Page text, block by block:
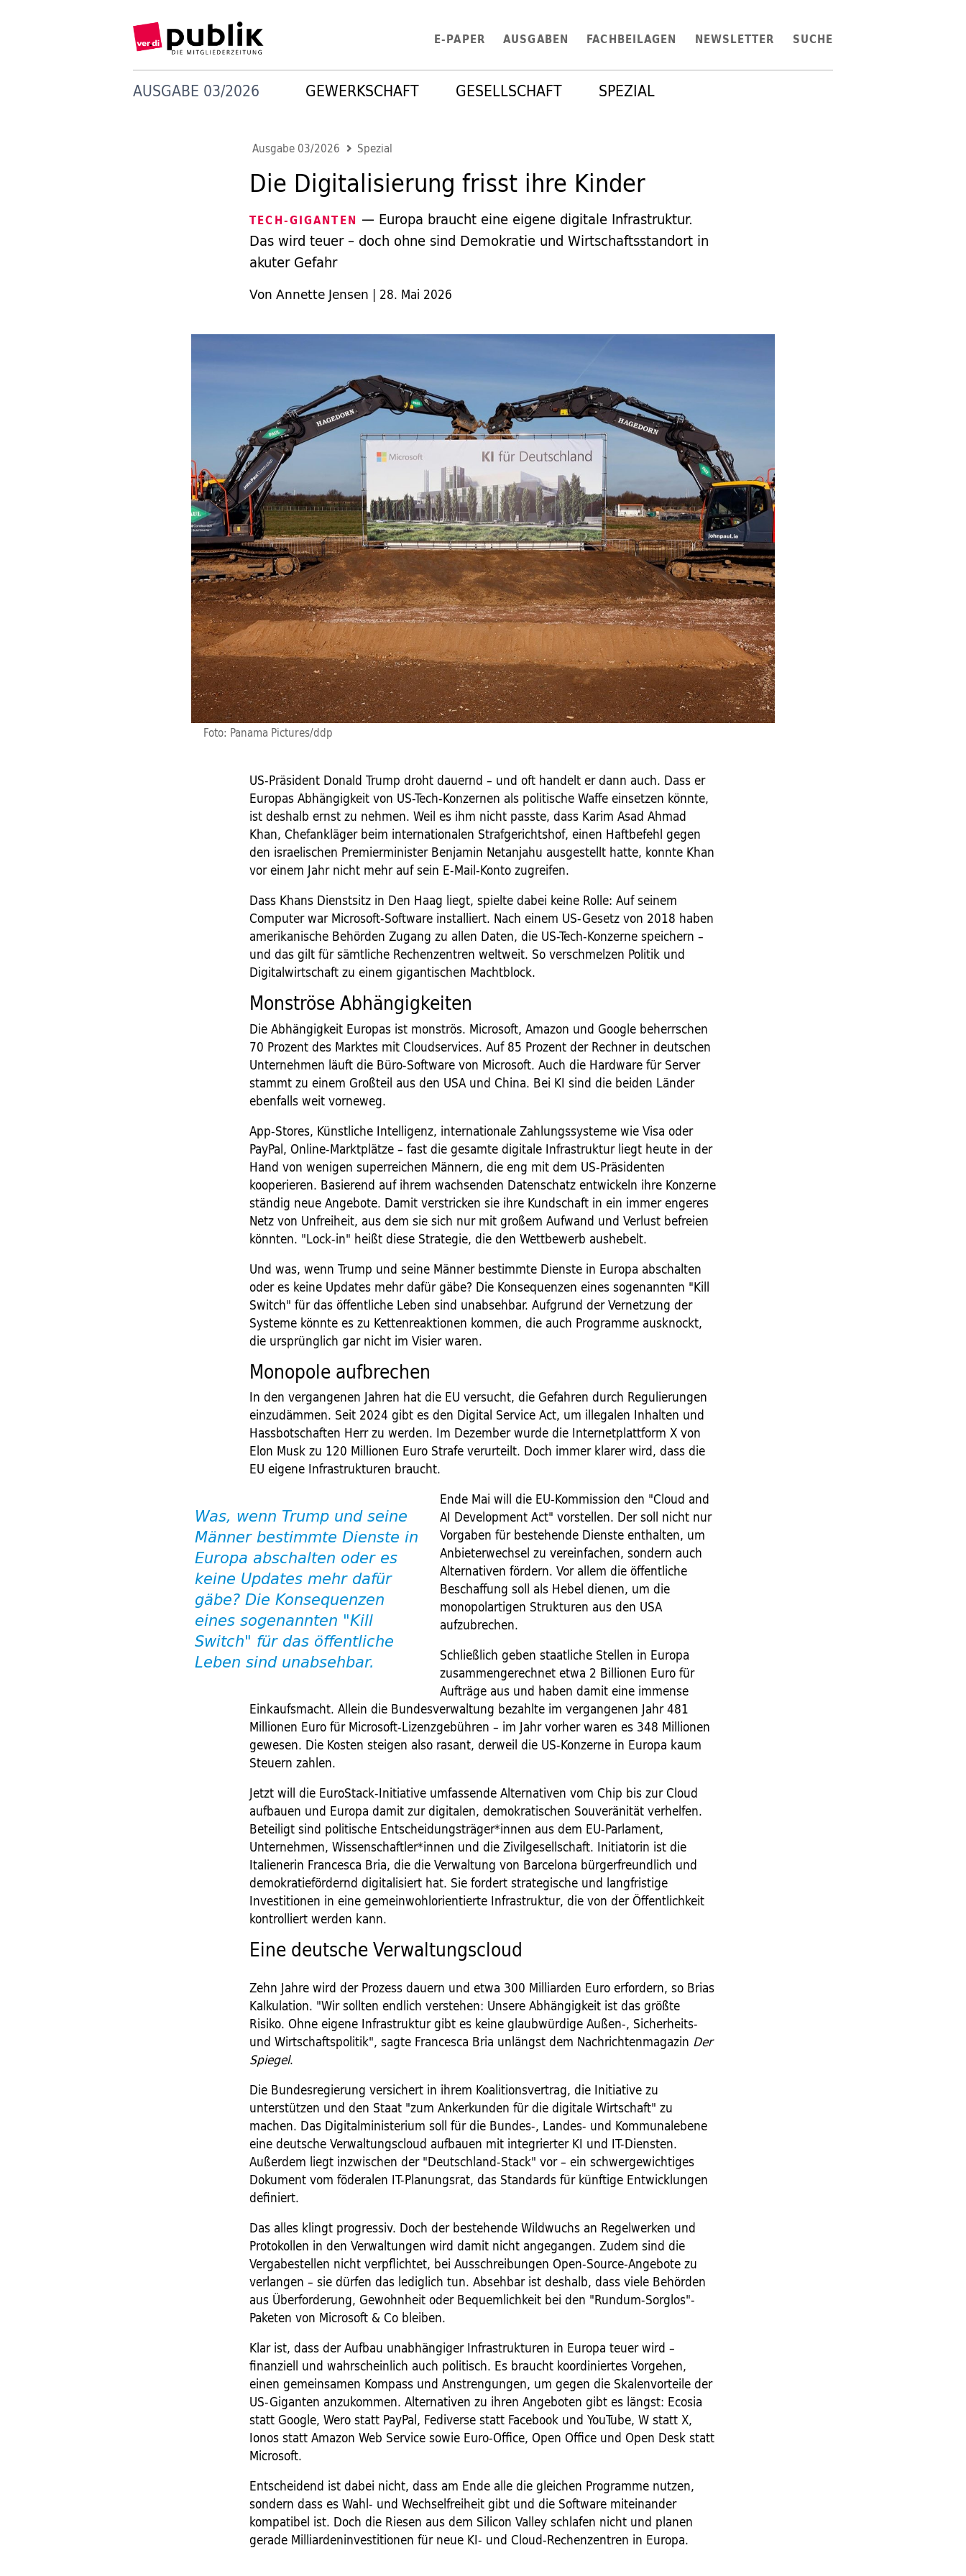
E-PAPER AUSGABEN FACHBEILAGEN NEWSLETTER SUCHE
AUSGABE 03/2026 GEWERKSCHAFT GESELLSCHAFT SPEZIAL
Ausgabe 03/2026 Spezial
Die Digitalisierung frisst ihre Kinder
TECH-GIGANTEN — Europa braucht eine eigene digitale Infrastruktur.
Das wird teuer – doch ohne sind Demokratie und Wirtschaftsstandort in
akuter Gefahr
Von Annette Jensen | 28. Mai 2026
Foto: Panama Pictures/ddp
US-Präsident Donald Trump droht dauernd – und oft handelt er dann auch. Dass er
Europas Abhängigkeit von US-Tech-Konzernen als politische Waffe einsetzen könnte,
ist deshalb ernst zu nehmen. Weil es ihm nicht passte, dass Karim Asad Ahmad
Khan, Chefankläger beim internationalen Strafgerichtshof, einen Haftbefehl gegen
den israelischen Premierminister Benjamin Netanjahu ausgestellt hatte, konnte Khan
vor einem Jahr nicht mehr auf sein E-Mail-Konto zugreifen.
Dass Khans Dienstsitz in Den Haag liegt, spielte dabei keine Rolle: Auf seinem
Computer war Microsoft-Software installiert. Nach einem US-Gesetz von 2018 haben
amerikanische Behörden Zugang zu allen Daten, die US-Tech-Konzerne speichern –
und das gilt für sämtliche Rechenzentren weltweit. So verschmelzen Politik und
Digitalwirtschaft zu einem gigantischen Machtblock.
Monströse Abhängigkeiten
Die Abhängigkeit Europas ist monströs. Microsoft, Amazon und Google beherrschen
70 Prozent des Marktes mit Cloudservices. Auf 85 Prozent der Rechner in deutschen
Unternehmen läuft die Büro-Software von Microsoft. Auch die Hardware für Server
stammt zu einem Großteil aus den USA und China. Bei KI sind die beiden Länder
ebenfalls weit vorneweg.
App-Stores, Künstliche Intelligenz, internationale Zahlungssysteme wie Visa oder
PayPal, Online-Marktplätze – fast die gesamte digitale Infrastruktur liegt heute in der
Hand von wenigen superreichen Männern, die eng mit dem US-Präsidenten
kooperieren. Basierend auf ihrem wachsenden Datenschatz entwickeln ihre Konzerne
ständig neue Angebote. Damit verstricken sie ihre Kundschaft in ein immer engeres
Netz von Unfreiheit, aus dem sie sich nur mit großem Aufwand und Verlust befreien
könnten. "Lock-in" heißt diese Strategie, die den Wettbewerb aushebelt.
Und was, wenn Trump und seine Männer bestimmte Dienste in Europa abschalten
oder es keine Updates mehr dafür gäbe? Die Konsequenzen eines sogenannten "Kill
Switch" für das öffentliche Leben sind unabsehbar. Aufgrund der Vernetzung der
Systeme könnte es zu Kettenreaktionen kommen, die auch Programme ausknockt,
die ursprünglich gar nicht im Visier waren.
Monopole aufbrechen
In den vergangenen Jahren hat die EU versucht, die Gefahren durch Regulierungen
einzudämmen. Seit 2024 gibt es den Digital Service Act, um illegalen Inhalten und
Hassbotschaften Herr zu werden. Im Dezember wurde die Internetplattform X von
Elon Musk zu 120 Millionen Euro Strafe verurteilt. Doch immer klarer wird, dass die
EU eigene Infrastrukturen braucht.
Was, wenn Trump und seine
Männer bestimmte Dienste in
Europa abschalten oder es
keine Updates mehr dafür
gäbe? Die Konsequenzen
eines sogenannten "Kill
Switch" für das öffentliche
Leben sind unabsehbar.
Ende Mai will die EU-Kommission den "Cloud and
AI Development Act" vorstellen. Der soll nicht nur
Vorgaben für bestehende Dienste enthalten, um
Anbieterwechsel zu vereinfachen, sondern auch
Alternativen fördern. Vor allem die öffentliche
Beschaffung soll als Hebel dienen, um die
monopolartigen Strukturen aus den USA
aufzubrechen.
Schließlich geben staatliche Stellen in Europa
zusammengerechnet etwa 2 Billionen Euro für
Aufträge aus und haben damit eine immense
Einkaufsmacht. Allein die Bundesverwaltung bezahlte im vergangenen Jahr 481
Millionen Euro für Microsoft-Lizenzgebühren – im Jahr vorher waren es 348 Millionen
gewesen. Die Kosten steigen also rasant, derweil die US-Konzerne in Europa kaum
Steuern zahlen.
Jetzt will die EuroStack-Initiative umfassende Alternativen vom Chip bis zur Cloud
aufbauen und Europa damit zur digitalen, demokratischen Souveränität verhelfen.
Beteiligt sind politische Entscheidungsträger*innen aus dem EU-Parlament,
Unternehmen, Wissenschaftler*innen und die Zivilgesellschaft. Initiatorin ist die
Italienerin Francesca Bria, die die Verwaltung von Barcelona bürgerfreundlich und
demokratiefördernd digitalisiert hat. Sie fordert strategische und langfristige
Investitionen in eine gemeinwohlorientierte Infrastruktur, die von der Öffentlichkeit
kontrolliert werden kann.
Eine deutsche Verwaltungscloud
Zehn Jahre wird der Prozess dauern und etwa 300 Milliarden Euro erfordern, so Brias
Kalkulation. "Wir sollten endlich verstehen: Unsere Abhängigkeit ist das größte
Risiko. Ohne eigene Infrastruktur gibt es keine glaubwürdige Außen-, Sicherheits-
und Wirtschaftspolitik", sagte Francesca Bria unlängst dem Nachrichtenmagazin Der
Spiegel.
Die Bundesregierung versichert in ihrem Koalitionsvertrag, die Initiative zu
unterstützen und den Staat "zum Ankerkunden für die digitale Wirtschaft" zu
machen. Das Digitalministerium soll für die Bundes-, Landes- und Kommunalebene
eine deutsche Verwaltungscloud aufbauen mit integrierter KI und IT-Diensten.
Außerdem liegt inzwischen der "Deutschland-Stack" vor – ein schwergewichtiges
Dokument vom föderalen IT-Planungsrat, das Standards für künftige Entwicklungen
definiert.
Das alles klingt progressiv. Doch der bestehende Wildwuchs an Regelwerken und
Protokollen in den Verwaltungen wird damit nicht angegangen. Zudem sind die
Vergabestellen nicht verpflichtet, bei Ausschreibungen Open-Source-Angebote zu
verlangen – sie dürfen das lediglich tun. Absehbar ist deshalb, dass viele Behörden
aus Überforderung, Gewohnheit oder Bequemlichkeit bei den "Rundum-Sorglos"-
Paketen von Microsoft & Co bleiben.
Klar ist, dass der Aufbau unabhängiger Infrastrukturen in Europa teuer wird –
finanziell und wahrscheinlich auch politisch. Es braucht koordiniertes Vorgehen,
einen gemeinsamen Kompass und Anstrengungen, um gegen die Skalenvorteile der
US-Giganten anzukommen. Alternativen zu ihren Angeboten gibt es längst: Ecosia
statt Google, Wero statt PayPal, Fediverse statt Facebook und YouTube, W statt X,
Ionos statt Amazon Web Service sowie Euro-Office, Open Office und Open Desk statt
Microsoft.
Entscheidend ist dabei nicht, dass am Ende alle die gleichen Programme nutzen,
sondern dass es Wahl- und Wechselfreiheit gibt und die Software miteinander
kompatibel ist. Doch die Riesen aus dem Silicon Valley schlafen nicht und planen
gerade Milliardeninvestitionen für neue KI- und Cloud-Rechenzentren in Europa.